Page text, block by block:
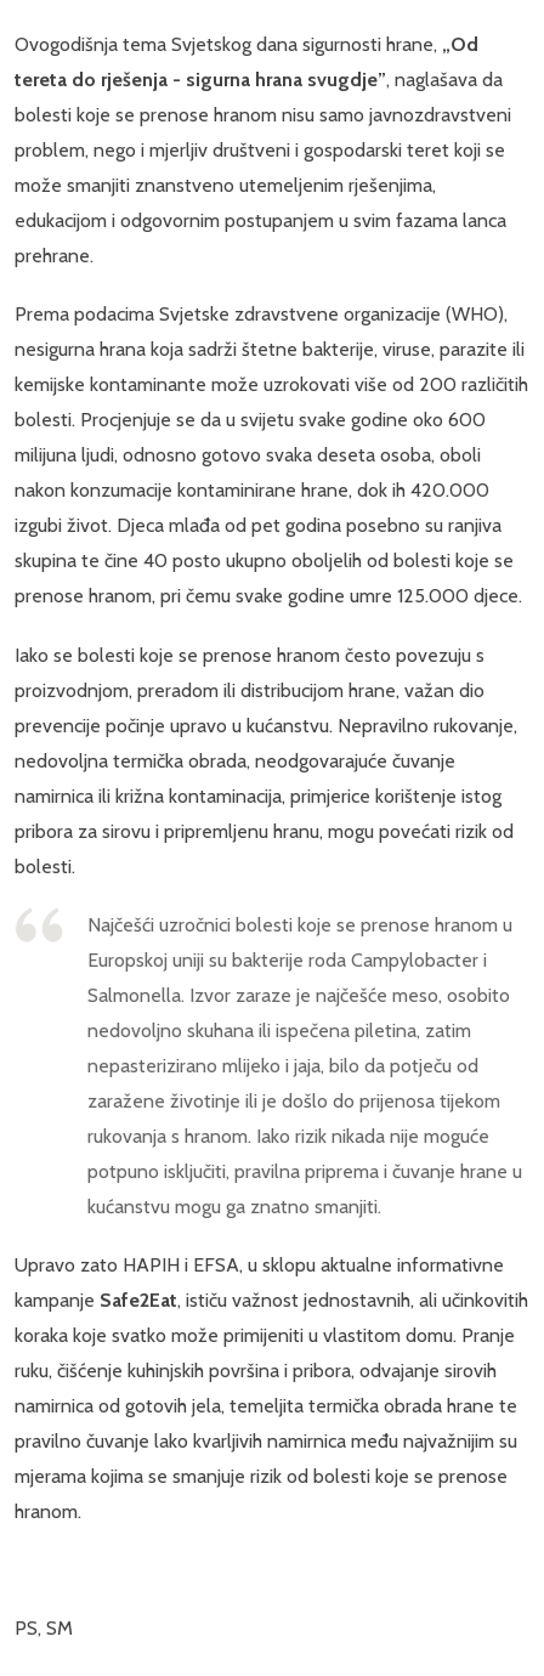
Ovogodišnja tema Svjetskog dana sigurnosti hrane, „Od
tereta do rješenja - sigurna hrana svugdje”, naglašava da
bolesti koje se prenose hranom nisu samo javnozdravstveni
problem, nego i mjerljiv društveni i gospodarski teret koji se
može smanjiti znanstveno utemeljenim rješenjima,
edukacijom i odgovornim postupanjem u svim fazama lanca
prehrane.
Prema podacima Svjetske zdravstvene organizacije (WHO),
nesigurna hrana koja sadrži štetne bakterije, viruse, parazite ili
kemijske kontaminante može uzrokovati više od 200 različitih
bolesti. Procjenjuje se da u svijetu svake godine oko 600
milijuna ljudi, odnosno gotovo svaka deseta osoba, oboli
nakon konzumacije kontaminirane hrane, dok ih 420.000
izgubi život. Djeca mlađa od pet godina posebno su ranjiva
skupina te čine 40 posto ukupno oboljelih od bolesti koje se
prenose hranom, pri čemu svake godine umre 125.000 djece.
Iako se bolesti koje se prenose hranom često povezuju s
proizvodnjom, preradom ili distribucijom hrane, važan dio
prevencije počinje upravo u kućanstvu. Nepravilno rukovanje,
nedovoljna termička obrada, neodgovarajuće čuvanje
namirnica ili križna kontaminacija, primjerice korištenje istog
pribora za sirovu i pripremljenu hranu, mogu povećati rizik od
bolesti.
Najčešći uzročnici bolesti koje se prenose hranom u
Europskoj uniji su bakterije roda Campylobacter i
Salmonella. Izvor zaraze je najčešće meso, osobito
nedovoljno skuhana ili ispečena piletina, zatim
nepasterizirano mlijeko i jaja, bilo da potječu od
zaražene životinje ili je došlo do prijenosa tijekom
rukovanja s hranom. Iako rizik nikada nije moguće
potpuno isključiti, pravilna priprema i čuvanje hrane u
kućanstvu mogu ga znatno smanjiti.
Upravo zato HAPIH i EFSA, u sklopu aktualne informativne
kampanje Safe2Eat, ističu važnost jednostavnih, ali učinkovitih
koraka koje svatko može primijeniti u vlastitom domu. Pranje
ruku, čišćenje kuhinjskih površina i pribora, odvajanje sirovih
namirnica od gotovih jela, temeljita termička obrada hrane te
pravilno čuvanje lako kvarljivih namirnica među najvažnijim su
mjerama kojima se smanjuje rizik od bolesti koje se prenose
hranom.
PS, SM